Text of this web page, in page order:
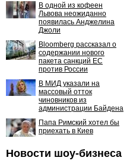
В одной из кофеен
Львова неожиданно
появилась Анджелина
Джоли
Bloomberg рассказал о
содержании нового
пакета санкций ЕС
против России
В МИД указали на
массовый отток
чиновников из
администрации Байдена
Папа Римский хотел бы
приехать в Киев
Новости шоу-бизнеса